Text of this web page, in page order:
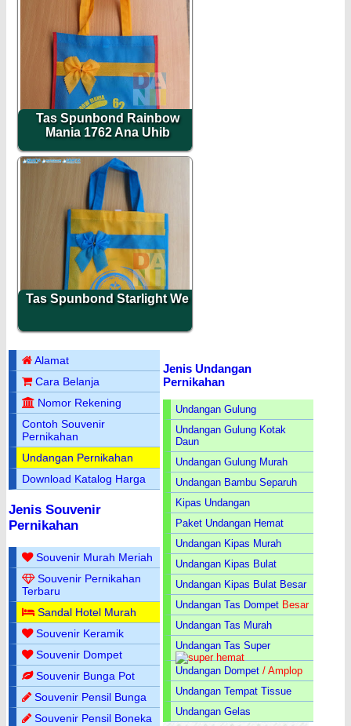
Tas Spunbond Rainbow
Mania 1762 Ana Uhib
Tas Spunbond Starlight We
Alamat
Cara Belanja
Nomor Rekening
Contoh Souvenir
Pernikahan
Undangan Pernikahan
Download Katalog Harga
Jenis Souvenir
Pernikahan
Souvenir Murah Meriah
Souvenir Pernikahan
Terbaru
Sandal Hotel Murah
Souvenir Keramik
Souvenir Dompet
Souvenir Bunga Pot
Souvenir Pensil Bunga
Souvenir Pensil Boneka
Jenis Undangan
Pernikahan
Undangan Gulung
Undangan Gulung Kotak
Daun
Undangan Gulung Murah
Undangan Bambu Separuh
Kipas Undangan
Paket Undangan Hemat
Undangan Kipas Murah
Undangan Kipas Bulat
Undangan Kipas Bulat Besar
Undangan Tas Dompet Besar
Undangan Tas Murah
Undangan Tas Super
Undangan Dompet / Amplop
Undangan Tempat Tissue
Undangan Gelas